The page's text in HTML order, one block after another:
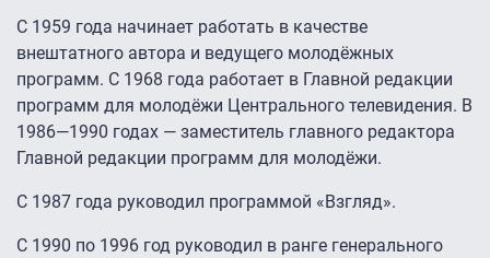
С 1959 года начинает работать в качестве
внештатного автора и ведущего молодёжных
программ. С 1968 года работает в Главной редакции
программ для молодёжи Центрального телевидения. В
1986—1990 годах — заместитель главного редактора
Главной редакции программ для молодёжи.
С 1987 года руководил программой «Взгляд».
С 1990 по 1996 год руководил в ранге генерального